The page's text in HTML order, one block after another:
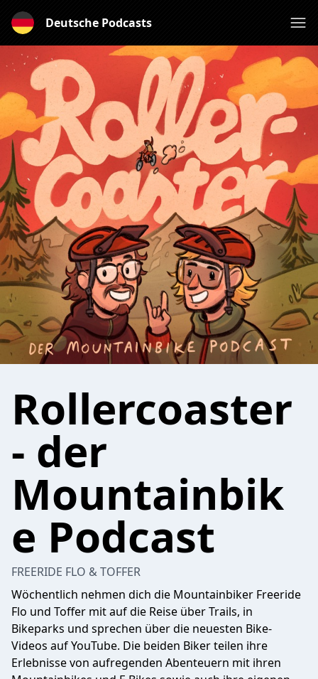
Deutsche Podcasts
Rollercoaster
- der
Mountainbik
e Podcast
FREERIDE FLO & TOFFER
Wöchentlich nehmen dich die Mountainbiker Freeride
Flo und Toffer mit auf die Reise über Trails, in
Bikeparks und sprechen über die neuesten Bike-
Videos auf YouTube. Die beiden Biker teilen ihre
Erlebnisse von aufregenden Abenteuern mit ihren